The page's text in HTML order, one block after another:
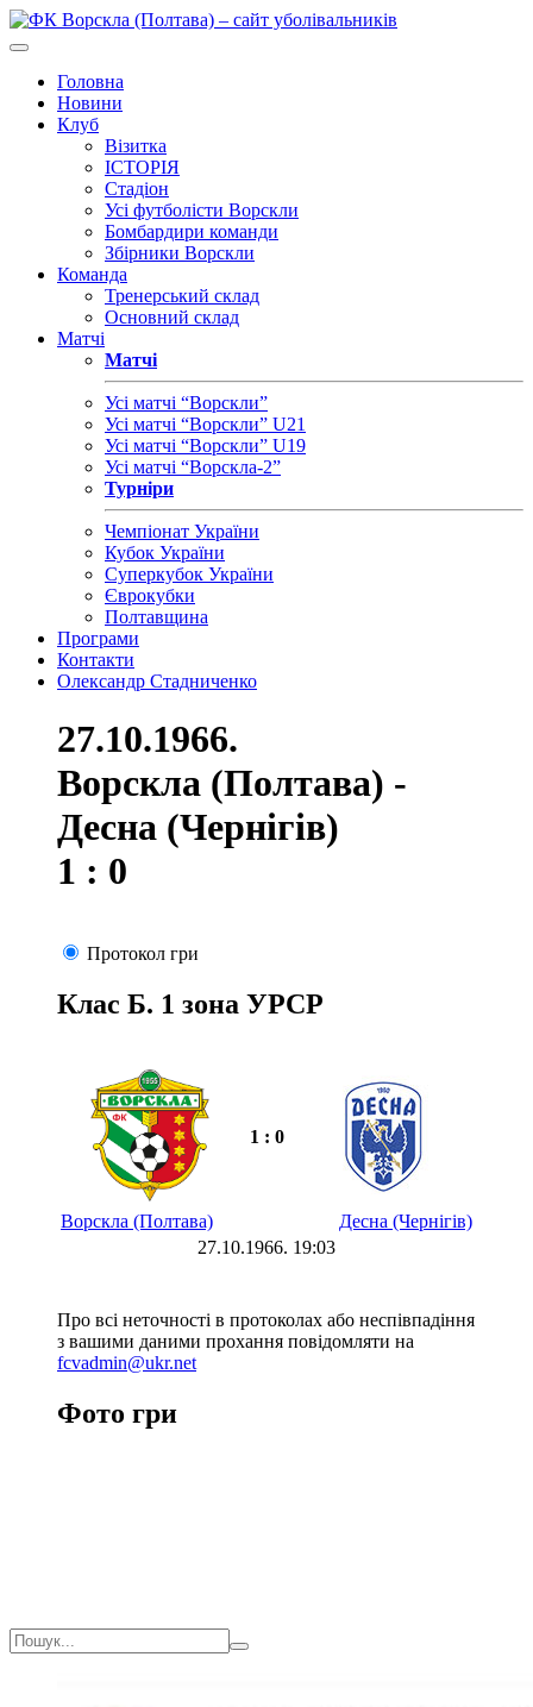
Головна
Новини
Клуб
Візитка
ІСТОРІЯ
Стадіон
Усі футболісти Ворскли
Бомбардири команди
Збірники Ворскли
Команда
Тренерський склад
Основний склад
Матчі
Матчі
Усі матчі “Ворскли”
Усі матчі “Ворскли” U21
Усі матчі “Ворскли” U19
Усі матчі “Ворскла-2”
Турніри
Чемпіонат України
Кубок України
Суперкубок України
Єврокубки
Полтавщина
Програми
Контакти
Олександр Стадниченко
27.10.1966.
Ворскла (Полтава) -
Десна (Чернігів)
1 : 0
Протокол гри
Клас Б. 1 зона УРСР
1 : 0
Ворскла (Полтава)
Десна (Чернігів)
27.10.1966. 19:03
Про всі неточності в протоколах або неспівпадіння
з вашими даними прохання повідомляти на
fcvadmin@ukr.net
Фото гри